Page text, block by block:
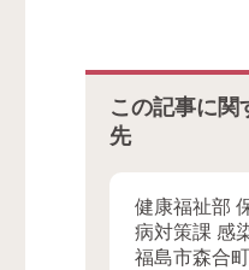
この記事に関
先
健康福祉部
病対策課 感
福島市森合